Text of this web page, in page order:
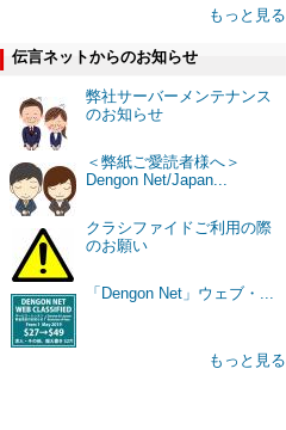
もっと見る
伝言ネットからのお知らせ
弊社サーバーメンテナンス
のお知らせ
＜弊紙ご愛読者様へ＞
Dengon Net/Japan...
クラシファイドご利用の際
のお願い
「Dengon Net」ウェブ・...
もっと見る